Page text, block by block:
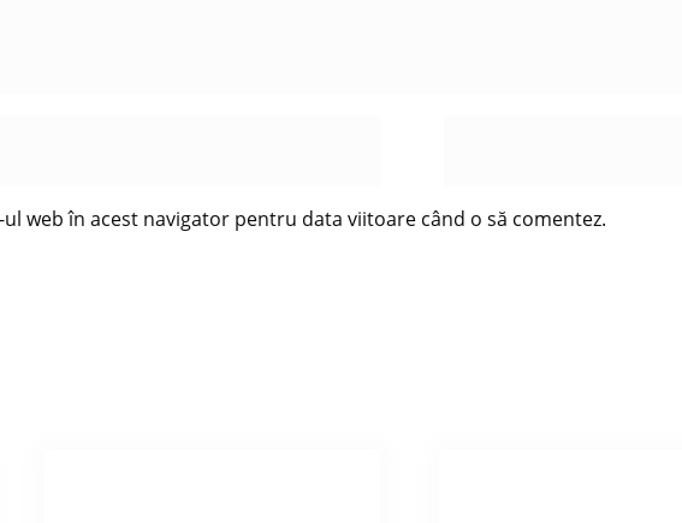
web în acest navigator pentru data viitoare când o să comentez.